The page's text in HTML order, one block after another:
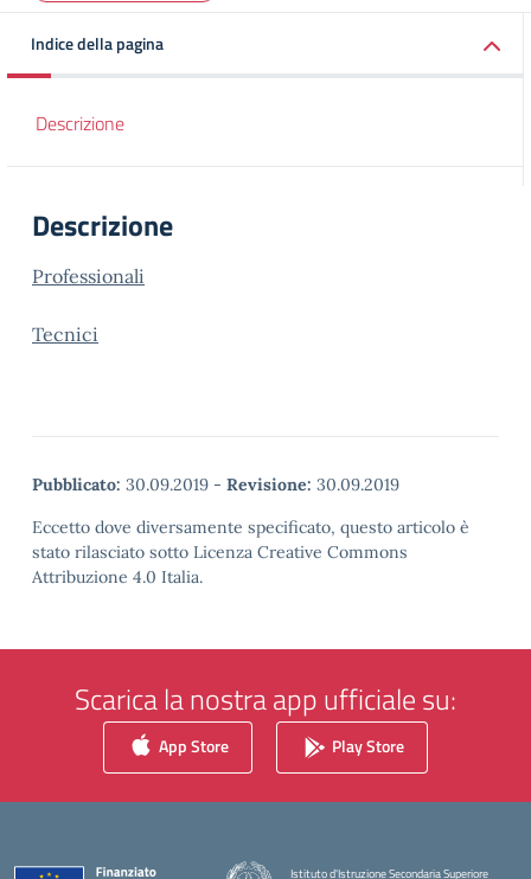
Indice della pagina
Descrizione
Descrizione
Professionali
Tecnici
Pubblicato: 30.09.2019 - Revisione: 30.09.2019
Eccetto dove diversamente specificato, questo articolo è
stato rilasciato sotto Licenza Creative Commons
Attribuzione 4.0 Italia.
Scarica la nostra app ufficiale su:
App Store Play Store
Istituto d'Istruzione Secondaria Superiore